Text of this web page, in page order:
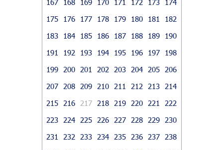
167
168 169 170 171 172 173
174
175
176 177 178 179 180 181
182
183
184 185 186 187 188 189
190
191
192 193 194 195 196 197
198
199
200 201 202 203 204 205
206
207
208 209 210 211 212 213
214
215
216 217 218 219 220 221
222
223
224 225 226 227 228 229
230
231
232 233 234 235 236 237
238